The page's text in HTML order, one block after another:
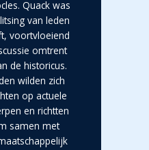
Quack was
van leden
voortvloeiend
omtrent
de historicus.
wilden zich
op actuele
en richtten
samen met